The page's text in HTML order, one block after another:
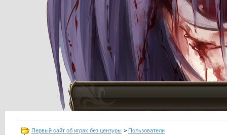
Первый сайт об играх без цензуры > Пользователи